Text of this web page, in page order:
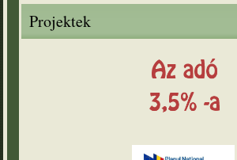
Projektek